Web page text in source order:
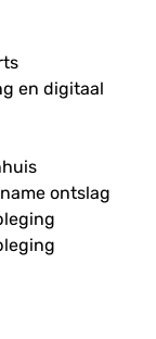
en digitaal
ontslag